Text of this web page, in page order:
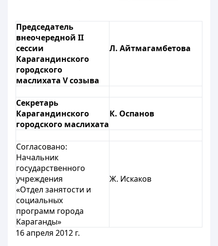
Председатель
внеочередной ІІ
сессии
Карагандинского
городского
маслихата V созыва
Л. Айтмагамбетова
Секретарь
Карагандинского
городского маслихата
К. Оспанов
Согласовано:
Начальник
государственного
учреждения
«Отдел занятости и
социальных
программ города
Караганды»
Ж. Искаков
16 апреля 2012 г.